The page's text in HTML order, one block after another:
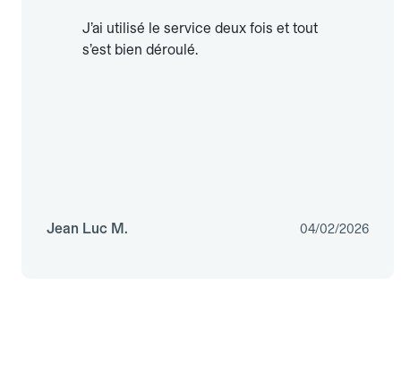
J’ai utilisé le service deux fois et tout
s’est bien déroulé.
Jean Luc M. 04/02/2026